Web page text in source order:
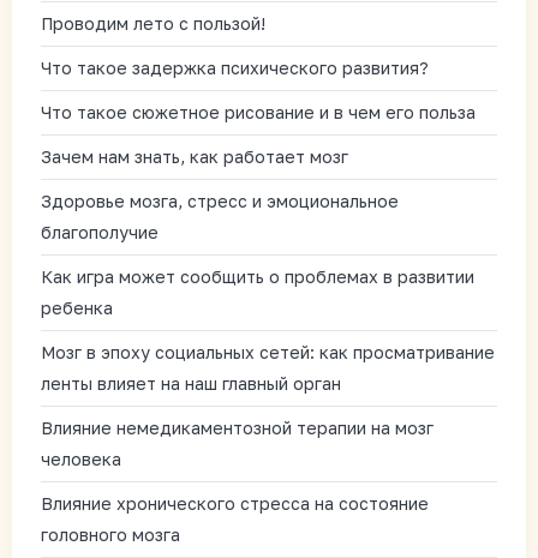
Проводим лето с пользой!
Что такое задержка психического развития?
Что такое сюжетное рисование и в чем его польза
Зачем нам знать, как работает мозг
Здоровье мозга, стресс и эмоциональное
благополучие
Как игра может сообщить о проблемах в развитии
ребенка
Мозг в эпоху социальных сетей: как просматривание
ленты влияет на наш главный орган
Влияние немедикаментозной терапии на мозг
человека
Влияние хронического стресса на состояние
головного мозга